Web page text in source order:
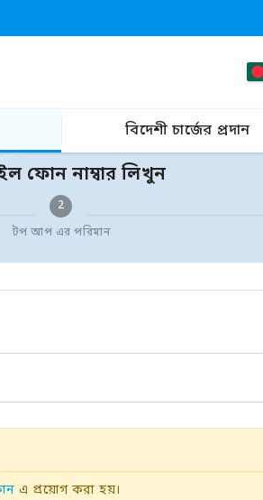
বিদেশী চার্জের প্রদান
ফোন নাম্বার লিখুন
2
টপ আপ এর পরিমান
এ প্রয়োগ করা হয়।